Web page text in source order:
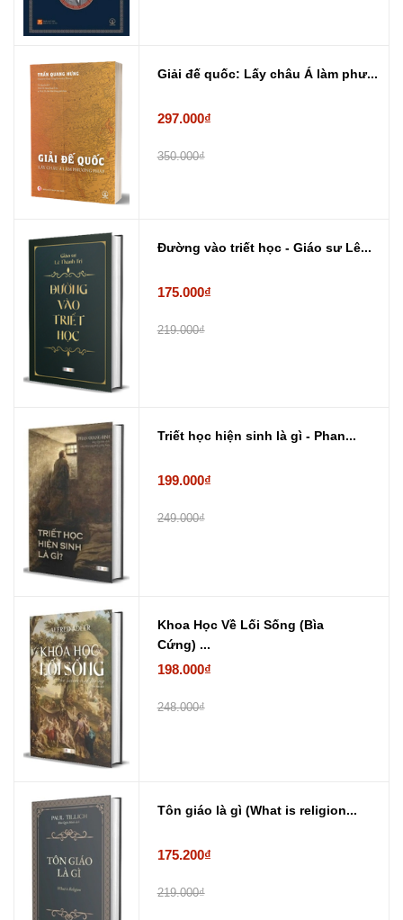
Giải đế quốc: Lấy châu Á làm phư...
297.000₫
350.000₫
Đường vào triết học - Giáo sư Lê...
175.000₫
219.000₫
Triết học hiện sinh là gì - Phan...
199.000₫
249.000₫
Khoa Học Về Lối Sống (Bìa
Cứng) ...
198.000₫
248.000₫
Tôn giáo là gì (What is religion...
175.200₫
219.000₫